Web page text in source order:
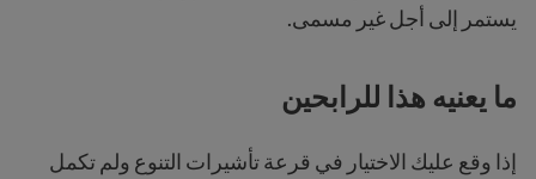
يستمر إلى أجل غير مسمى.
ما يعنيه هذا للرابحين
إذا وقع عليك الاختيار في قرعة تأشيرات التنوع ولم تكمل